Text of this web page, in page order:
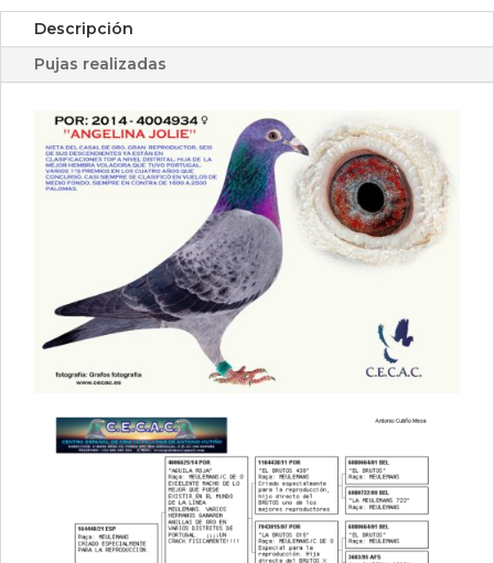
Descripción
Pujas realizadas